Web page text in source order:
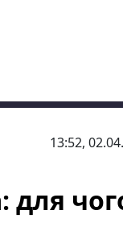
13:52,